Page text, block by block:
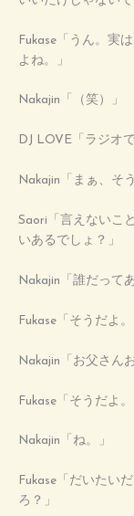
Fukase「うん。実
よね。」
Nakajin「（笑）」
DJ LOVE「ラジオ
Nakajin「まぁ、そ
Saori「言えないこ
いあるでしょ？」
Nakajin「誰だって
Fukase「そうだよ。
Nakajin「お父さん
Fukase「そうだよ
Nakajin「ね。」
Fukase「だいたい
ろ？」